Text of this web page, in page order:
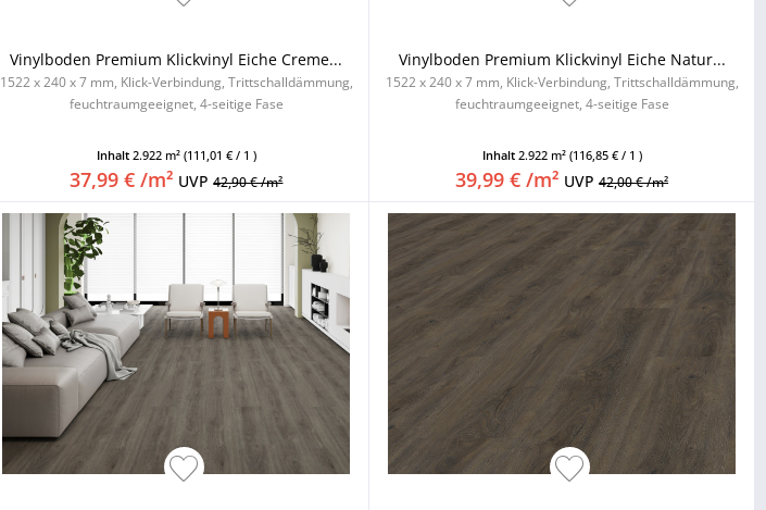
Vinylboden Premium Klickvinyl Eiche Creme...
1522 x 240 x 7 mm, Klick-Verbindung, Trittschalldämmung,
feuchtraumgeeignet, 4-seitige Fase
Inhalt 2.922 m² (111,01 € / 1 )
37,99 € /m² UVP42,90 € /m²
Vinylboden Premium Klickvinyl Eiche Natur...
1522 x 240 x 7 mm, Klick-Verbindung, Trittschalldämmung,
feuchtraumgeeignet, 4-seitige Fase
Inhalt 2.922 m² (116,85 € / 1 )
39,99 € /m² UVP42,00 € /m²